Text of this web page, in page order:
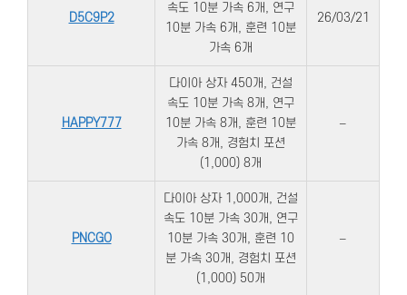
D5C9P2
속도 10분 가속 6개, 연구
10분 가속 6개, 훈련 10분
가속 6개
26/03/21
HAPPY777
다이아 상자 450개, 건설
속도 10분 가속 8개, 연구
10분 가속 8개, 훈련 10분
가속 8개, 경험치 포션
(1,000) 8개
–
PNCGO
다이아 상자 1,000개, 건설
속도 10분 가속 30개, 연구
10분 가속 30개, 훈련 10
분 가속 30개, 경험치 포션
(1,000) 50개
–